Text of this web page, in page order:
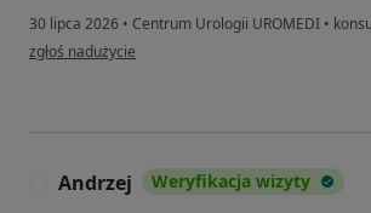
30 lipca 2026 • Centrum Urologii UROMEDI •
w opinii użytkownika Wojciech D.
zgłoś nadużycie
Andrzej Weryfikacja wizyty